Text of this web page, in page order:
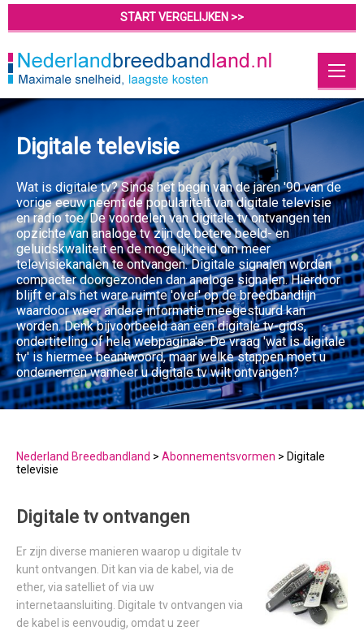
START VERGELIJKEN >>
Digitale televisie
Wat is digitale tv? Sinds het begin van de jaren '90 van de
vorige eeuw neemt de populariteit van digitale televisie
en radio toe. De voordelen van digitale tv ontvangen ten
opzichte van analoge tv zijn de betere beeld- en
geluidskwaliteit en de mogelijkheid om meer
televisiekanalen te ontvangen. Digitale signalen worden
compacter doorgezonden dan analoge signalen. Hierdoor
blijft er als het ware ruimte 'over' op de breedbandlijn
waardoor weer andere informatie meegestuurd kan
worden. Denk bijvoorbeeld aan een digitale tv-gids,
ondertiteling of hele webpagina's. De vraag 'wat is digitale
tv' is hiermee beantwoord, maar welke stappen moet u
ondernemen wanneer u digitale tv wilt ontvangen?
Nederland Breedbandland > Abonnementsvormen > Digitale
televisie
Digitale tv ontvangen
Er zijn diverse manieren waarop u digitale tv
kunt ontvangen. Dit kan via de kabel, via de
ether, via satelliet of via uw
internetaansluiting. Digitale tv ontvangen via
de kabel is eenvoudig, omdat u zeer